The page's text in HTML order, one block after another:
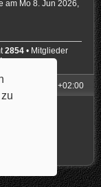
am Mo 8. Jun 2026,
2854 • Mitglieder
sind UTC+02:00